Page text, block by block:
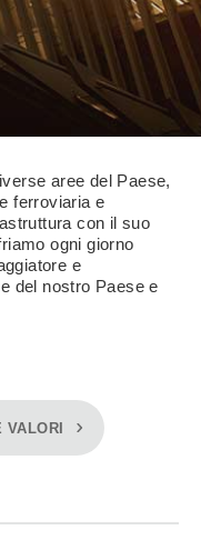
aree del Paese,
ferroviaria e
con il suo
ogni giorno
e
del nostro Paese e